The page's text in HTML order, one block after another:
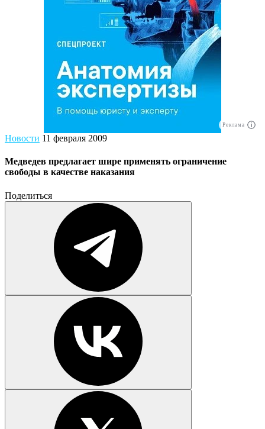
Реклама
Новости 11 февраля 2009
Медведев предлагает шире применять ограничение
свободы в качестве наказания
Поделиться